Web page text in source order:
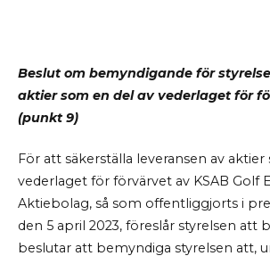
Beslut om bemyndigande för
aktier som en del av vederlaget för
(punkt 9)
För att säkerställa leveransen av
vederlaget för förvärvet av KSAB Golf
Aktiebolag, så som offentliggjorts i
den 5 april 2023, föreslår styrelsen att
beslutar att bemyndiga styrelsen att,